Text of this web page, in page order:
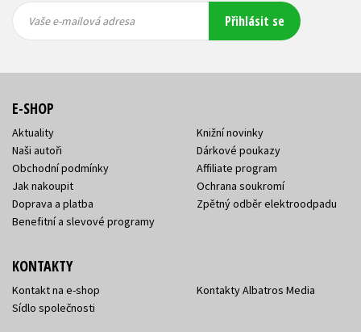
mailová
mailová
Vaše e-mailová adresa Přihlásit se
E-SHOP
Aktuality
Naši autoři
Obchodní podmínky
Jak nakoupit
Doprava a platba
Benefitní a slevové programy
Knižní novinky
Dárkové poukazy
Affiliate program
Ochrana soukromí
Zpětný odběr elektroodpadu
KONTAKTY
Kontakt na e-shop
Sídlo společnosti
Kontakty Albatros Media